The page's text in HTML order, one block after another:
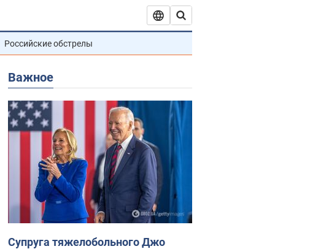
Российские обстрелы
Важное
Супруга тяжелобольного Джо